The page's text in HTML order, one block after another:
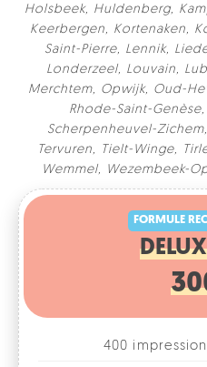
Holsbeek, Huldenberg,
Keerbergen, Kortenaken,
Saint-Pierre, Lennik,
Londerzeel, Louvain,
Merchtem, Opwijk, Oud-
Rhode-Saint-Genèse,
Scherpenheuvel-Zichem,
Tervuren, Tielt-Winge,
Wemmel, Wezembeek-
FORMULE
400 impressions
Personnalisation du